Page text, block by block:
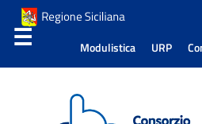
Modulistica URP